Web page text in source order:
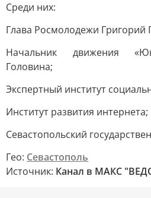
Среди них:
Глава Росмолодежи Григорий
Начальник движения
Головина;
Экспертный институт
Институт развития интернета;
Севастопольский
Гео: Севастополь
Источник: Канал в МАКС